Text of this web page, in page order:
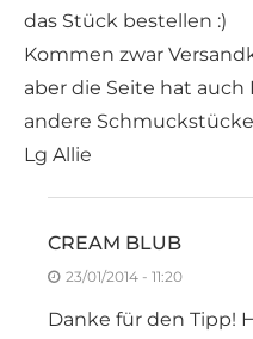
das Stück bestellen :)
Kommen zwar
aber die Seite hat auch
andere
Lg Allie
CREAM BLUB
23/01/2014 - 11:20
Danke für den Tipp!